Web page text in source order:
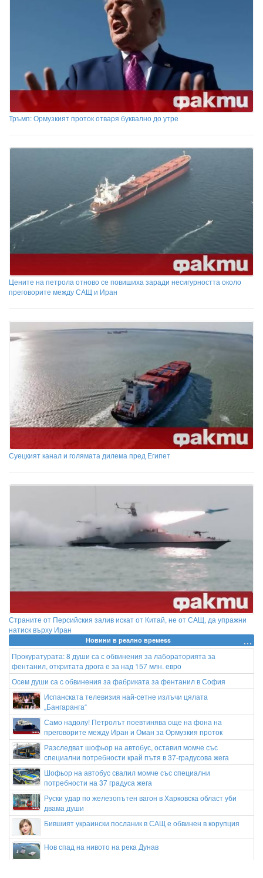
Тръмп: Ормузкият проток отваря буквално до утре
Цените на петрола отново се повишиха заради несигурността около
преговорите между САЩ и Иран
Суецкият канал и голямата дилема пред Египет
Страните от Персийския залив искат от Китай, не от САЩ, да упражни
натиск върху Иран
Новини в реално времеss
Прокуратурата: 8 души са с обвинения за лабораторията за
фентанил, откритата дрога е за над 157 млн. евро
Осем души са с обвинения за фабриката за фентанил в София
Испанската телевизия най-сетне излъчи цялата
„Бангаранга“
Само надолу! Петролът поевтинява още на фона на
преговорите между Иран и Оман за Ормузкия проток
Разследват шофьор на автобус, оставил момче със
специални потребности край пътя в 37-градусова жега
Шофьор на автобус свалил момче със специални
потребности на 37 градуса жега
Руски удар по железопътен вагон в Харковска област уби
двама души
Бившият украински посланик в САЩ е обвинен в корупция
Нов спад на нивото на река Дунав